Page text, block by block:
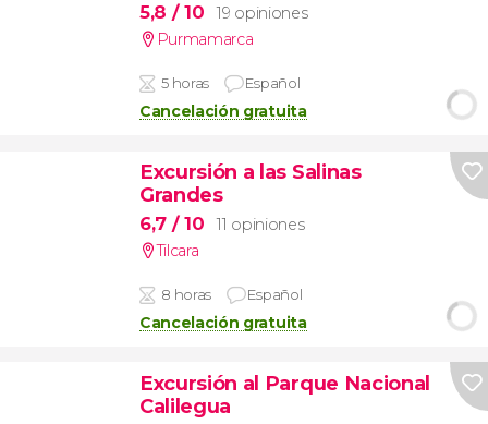
5,8 / 10
19 opiniones
Purmamarca
5 horas Español
Cancelación gratuita
Excursión a las Salinas
Grandes
6,7 / 10
11 opiniones
Tilcara
8 horas Español
Cancelación gratuita
Excursión al Parque Nacional
Calilegua